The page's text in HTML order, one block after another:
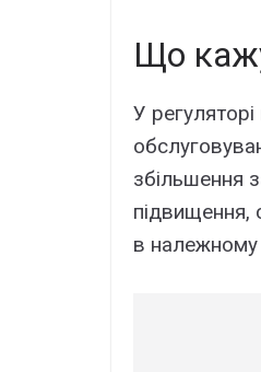
Що
У
збільшeння
підвищeння,
в нaлeжномy